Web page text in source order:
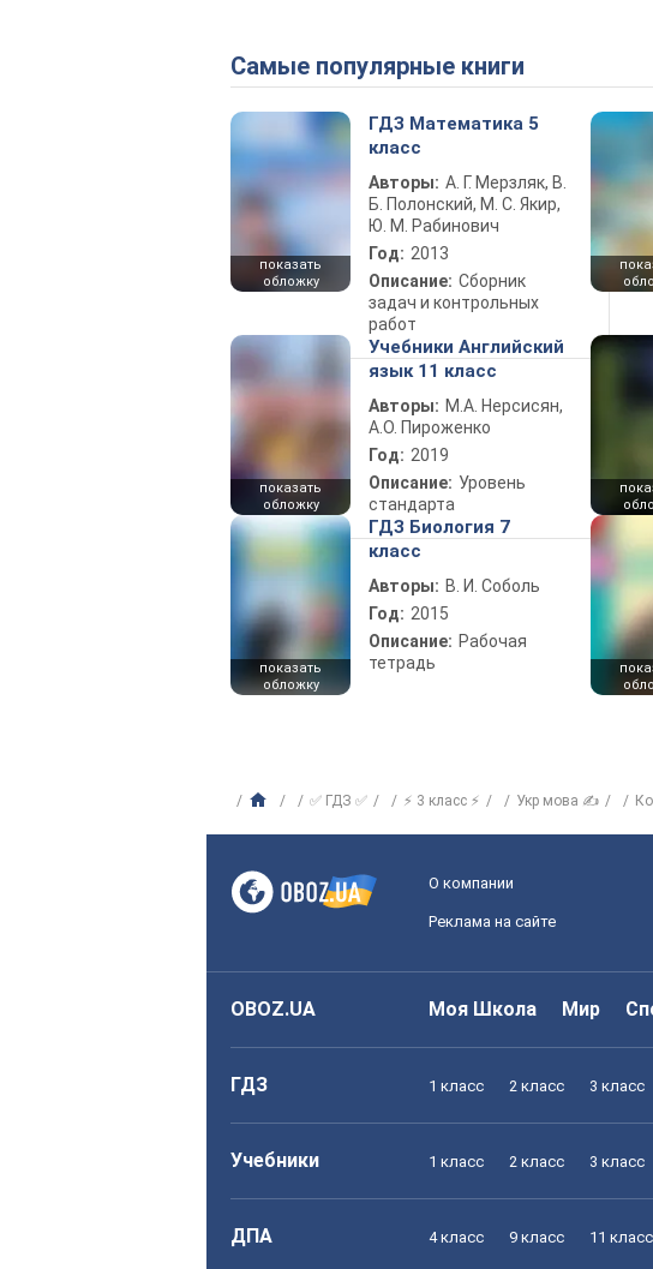
Самые популярные книги
показать
обложку
ГДЗ Математика 5
класс
Авторы: А. Г. Мерзляк, В.
Б. Полонский, М. С. Якир,
Ю. М. Рабинович
Год: 2013
Описание: Сборник
задач и контрольных
работ
показать
обложку
Учебники Английский
язык 11 класс
Авторы: М.А. Нерсисян,
А.О. Пироженко
Год: 2019
Описание: Уровень
стандарта
показать
обложку
ГДЗ Биология 7
класс
Авторы: В. И. Соболь
Год: 2015
Описание: Рабочая
тетрадь
✅ ГДЗ ✅ ⚡ 3 класс ⚡ Укр мова ✍
О компании
Реклама на сайте
OBOZ.UA Моя Школа Мир
ГДЗ 1 класс 2 класс 3 класс
Учебники 1 класс 2 класс 3 класс
ДПА 4 класс 9 класс 11 класс